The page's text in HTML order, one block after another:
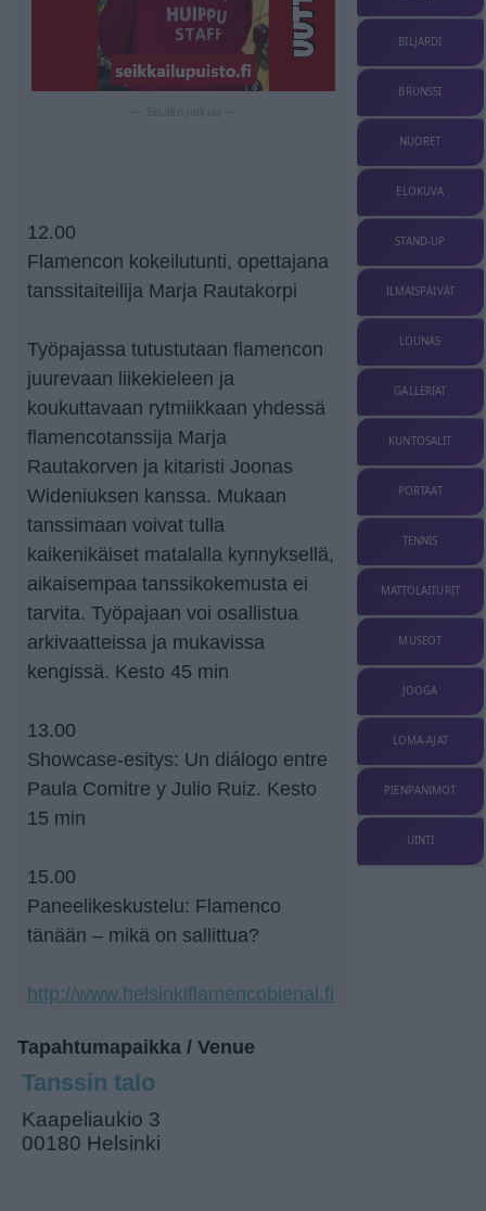
12.00
Flamencon kokeilutunti, opettajana
tanssitaiteilija Marja Rautakorpi
Työpajassa tutustutaan flamencon
juurevaan liikekieleen ja
koukuttavaan rytmiikkaan yhdessä
flamencotanssija Marja
Rautakorven ja kitaristi Joonas
Wideniuksen kanssa. Mukaan
tanssimaan voivat tulla
kaikenikäiset matalalla kynnyksellä,
aikaisempaa tanssikokemusta ei
tarvita. Työpajaan voi osallistua
arkivaatteissa ja mukavissa
kengissä. Kesto 45 min
13.00
Showcase-esitys: Un diálogo entre
Paula Comitre y Julio Ruiz. Kesto
15 min
15.00
Paneelikeskustelu: Flamenco
tänään – mikä on sallittua?
http://www.helsinkiflamencobienal.fi
Tapahtumapaikka / Venue
Tanssin talo
Kaapeliaukio 3
00180 Helsinki
BILJARDI
BRUNSSI
NUORET
ELOKUVA
STAND-UP
ILMAISPÄIVÄT
LOUNAS
GALLERIAT
KUNTOSALIT
PORTAAT
TENNIS
MATTOLAITURIT
MUSEOT
JOOGA
LOMA-AJAT
PIENPANIMOT
UINTI